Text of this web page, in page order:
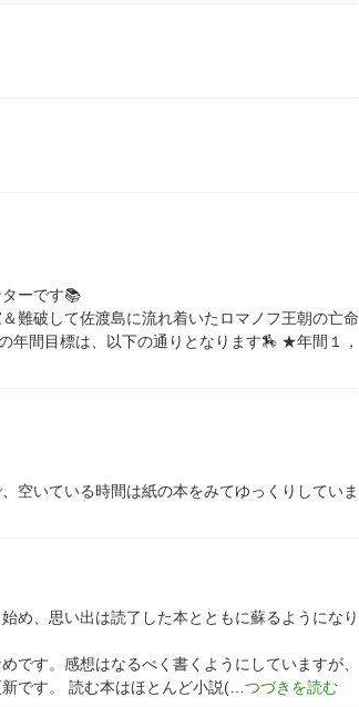
ーです📚
破して佐渡島に流れ着いたロマノフ王朝の亡命
年間目標は、以下の通りとなります🏇 ★年間１，
空いている時間は紙の本をみてゆっくりしていま
め、思い出は読了した本とともに蘇るようになり
です。感想はなるべく書くようにしていますが、
です。
読む本はほとんど小説(